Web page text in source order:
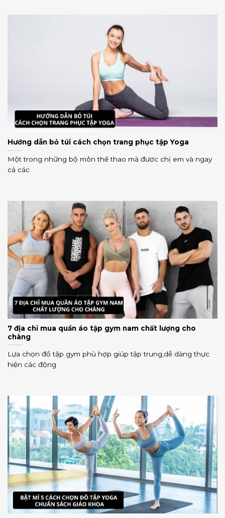
Hướng dẫn bỏ túi cách chọn trang phục tập Yoga
Một trong những bộ môn thể thao mà được chị em và ngay
cả các
7 địa chỉ mua quần áo tập gym nam chất lượng cho
chàng
Lựa chọn đồ tập gym phù hợp giúp tập trung,dễ dàng thực
hiện các động